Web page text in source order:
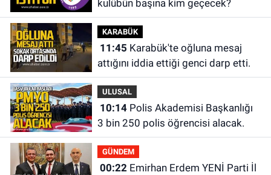
kulübün başına kim geçecek?
KARABÜK
11:45
attığını iddia ettiği genci darp etti.
ULUSAL
10:14Polis Akademisi Başkanlığı
3 bin 250 polis öğrencisi alacak.
GÜNDEM
00:22Emirhan Erdem YENİ Parti İl